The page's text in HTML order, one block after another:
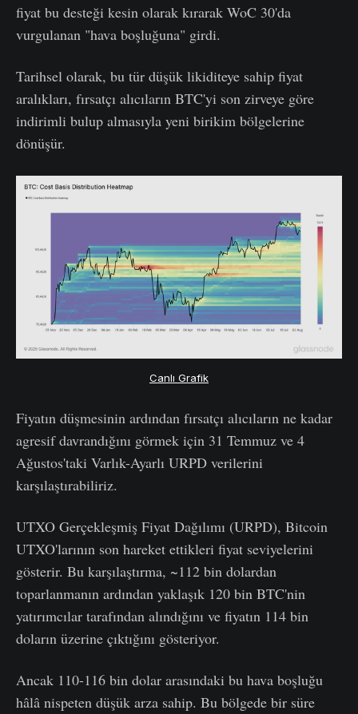
fiyat bu desteği kesin olarak kırarak WoC 30'da
vurgulanan "hava boşluğuna" girdi.
Tarihsel olarak, bu tür düşük likiditeye sahip fiyat
aralıkları, fırsatçı alıcıların BTC'yi son zirveye göre
indirimli bulup almasıyla yeni birikim bölgelerine
dönüşür.
Canlı Grafik
Fiyatın düşmesinin ardından fırsatçı alıcıların ne kadar
agresif davrandığını görmek için 31 Temmuz ve 4
Ağustos'taki Varlık-Ayarlı URPD verilerini
karşılaştırabiliriz.
UTXO Gerçekleşmiş Fiyat Dağılımı (URPD), Bitcoin
UTXO'larının son hareket ettikleri fiyat seviyelerini
gösterir. Bu karşılaştırma, ~112 bin dolardan
toparlanmanın ardından yaklaşık 120 bin BTC'nin
yatırımcılar tarafından alındığını ve fiyatın 114 bin
doların üzerine çıktığını gösteriyor.
Ancak 110-116 bin dolar arasındaki bu hava boşluğu
hâlâ nispeten düşük arza sahip. Bu bölgede bir süre